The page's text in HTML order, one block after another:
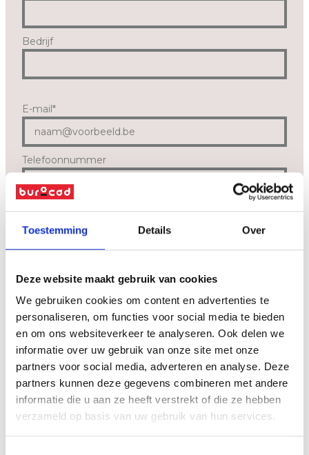
Toestemming Details Over
Deze website maakt gebruik van cookies
We gebruiken cookies om content en advertenties te
personaliseren, om functies voor social media te bieden
en om ons websiteverkeer te analyseren. Ook delen we
informatie over uw gebruik van onze site met onze
partners voor social media, adverteren en analyse. Deze
partners kunnen deze gegevens combineren met andere
informatie die u aan ze heeft verstrekt of die ze hebben
verzameld op basis van uw gebruik van hun services.
Bedrijf
E-mail*
Telefoonnummer
Bericht*
Ik geef toestemming dat Burocad bovenstaande gegevens zal
verwerken en bewaren zoals beschreven in de
privacyverklaring .
verzenden